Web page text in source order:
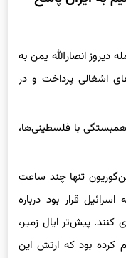
به ایران پاسخ
دیروز انصارالله یمن به
اشغالی پرداخت و در
با فلسطینی‌ها،
تنها چند ساعت
قرار بود درباره
پیش‌تر ایال زمیر،